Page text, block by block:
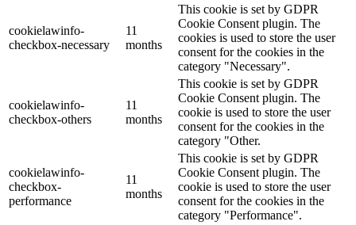
cookielawinfo-
checkbox-necessary
11
months
This cookie is set by GDPR
Cookie Consent plugin. The
cookies is used to store the user
consent for the cookies in the
category "Necessary".
cookielawinfo-
checkbox-others
11
months
This cookie is set by GDPR
Cookie Consent plugin. The
cookie is used to store the user
consent for the cookies in the
category "Other.
cookielawinfo-
checkbox-
performance
11
months
This cookie is set by GDPR
Cookie Consent plugin. The
cookie is used to store the user
consent for the cookies in the
category "Performance".